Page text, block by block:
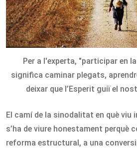
Per a l'experta, "participar en la
significa caminar plegats,
deixar que l’Esperit guiï el
El camí de la sinodalitat en què viu
s’ha de viure honestament perquè
reforma estructural, a una